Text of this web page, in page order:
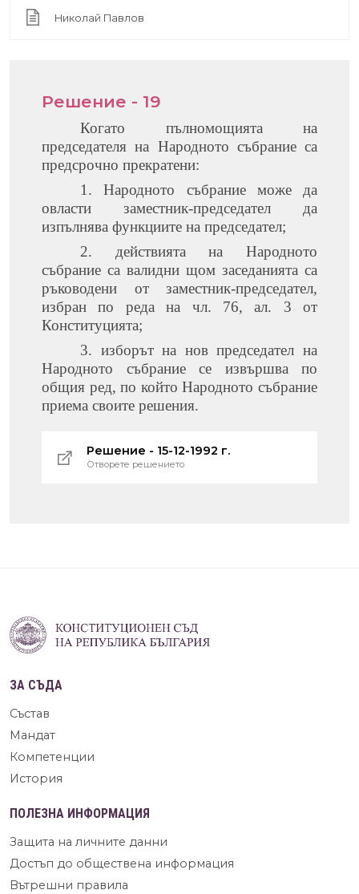
Николай Павлов
Решение - 19
Когато пълномощията на
председателя на Народното събрание са
предсрочно прекратени:
1. Народното събрание може да
овласти заместник-председател да
изпълнява функциите на председател;
2. действията на Народното
събрание са валидни щом заседанията са
ръководени от заместник-председател,
избран по реда на чл. 76, ал. 3 от
Конституцията;
3. изборът на нов председател на
Народното събрание се извършва по
общия ред, по който Народното събрание
приема своите решения.
Решение - 15-12-1992 г.
Отворете решението
ЗА СЪДА
Състав
Мандат
Компетенции
История
ПОЛЕЗНА ИНФОРМАЦИЯ
Защита на личните данни
Достъп до обществена информация
Вътрешни правила